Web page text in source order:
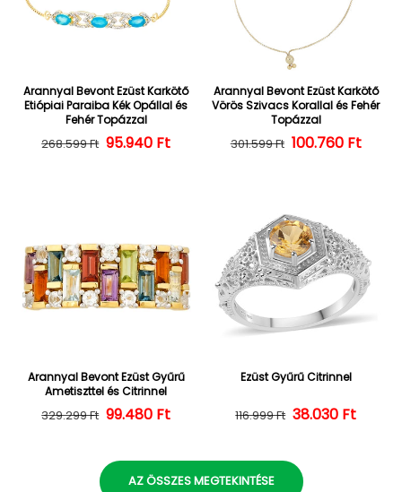
Arannyal Bevont Ezüst Karkötő
Etiópiai Paraiba Kék Opállal és
Fehér Topázzal
Normál ár
268.599 Ft Kedvezményes ár
95.940 Ft
Arannyal Bevont Ezüst Karkötő
Vörös Szivacs Korallal és Fehér
Topázzal
Normál ár
301.599 Ft 100.760 Ft
Arannyal Bevont Ezüst Gyűrű
Ametiszttel és Citrinnel
Normál ár
329.299 Ft Kedvezményes ár
99.480 Ft
Ezüst Gyűrű Citrinnel
Normál ár
116.999 Ft 38.030 Ft
AZ ÖSSZES MEGTEKINTÉSE